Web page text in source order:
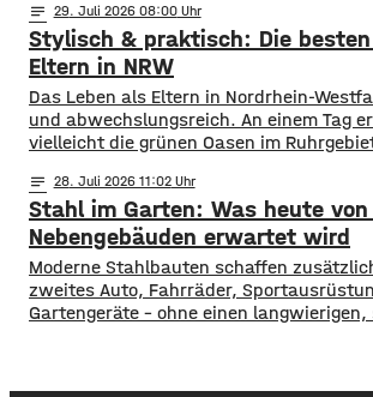
Leuchten sind das über 7.000
Licht. Die Rechnung ist einfacher als ihr
dafür keine Software. Leistung in
notes 29. Juli 2026 08:00
Stylisch & praktisch: Die
Eltern in NRW
Das Leben als Eltern in Nordrhein-
und abwechslungsreich. An einem Tag
vielleicht die grünen Oasen im
Düsseldorf. Spontaneität ist gefragt, aber
Vorbereitung ist alles. Wer mit Kindern
weiß, dass man für alle Eventualitäten
muss –
notes 28. Juli 2026 11:02
Stahl im Garten: Was heute
Nebengebäuden erwartet wird
Moderne Stahlbauten schaffen
zweites Auto, Fahrräder,
Gartengeräte – ohne einen